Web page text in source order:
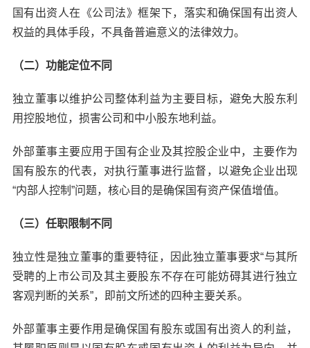
国有出资人在《公司法》框架下，落实和确保国有出资人
权益的具体手段，不具备普遍意义的法律效力。
（二）功能定位不同
独立董事以维护公司整体利益为主要目标，避免大股东利
用控股地位，损害公司和中小股东地利益。
外部董事主要应用于国有企业及其控股企业中，主要作为
国有股东的代表，对执行董事进行监督，以避免企业出现
“内部人控制”问题，核心目的是确保国有资产保值增值。
（三）任职限制不同
独立性是独立董事的重要特征，因此独立董事要求“与其所
受聘的上市公司及其主要股东不存在可能妨碍其进行独立
客观判断的关系”，即前文所述的四种主要关系。
外部董事主要作用是确保国有股东或国有出资人的利益，